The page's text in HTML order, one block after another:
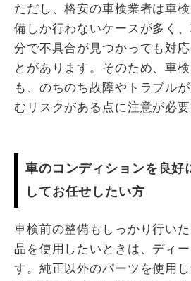
ただし、格安の車検業者は車
備しか行わないケースが多く
分で不具合が見つかっても対
とがあります。そのため、車
も、のちのち故障やトラブル
むリスクがある点に注意が必要
車のコンディションを良好
してお任せしたい方
車検前の整備もしっかり行い
品を使用したいときは、ディ
す。純正以外のパーツを使用